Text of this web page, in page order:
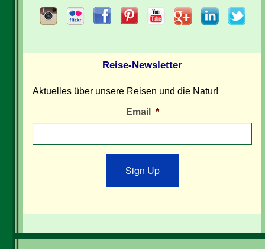
Reise-Newsletter
Aktuelles über unsere Reisen und die Natur!
Email *
Sign Up